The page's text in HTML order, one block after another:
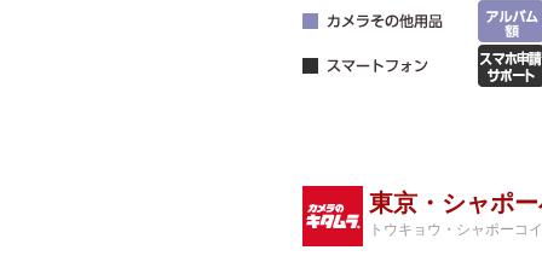
東京・シャポ
トウキョウ・シャポーコ